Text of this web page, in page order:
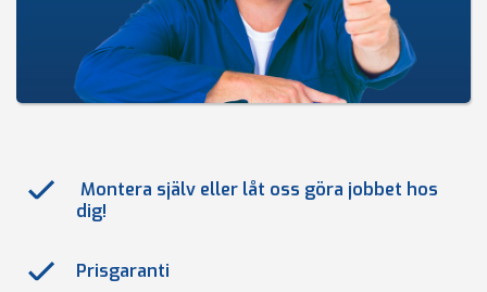
Montera själv eller låt oss göra jobbet hos
dig!
Prisgaranti